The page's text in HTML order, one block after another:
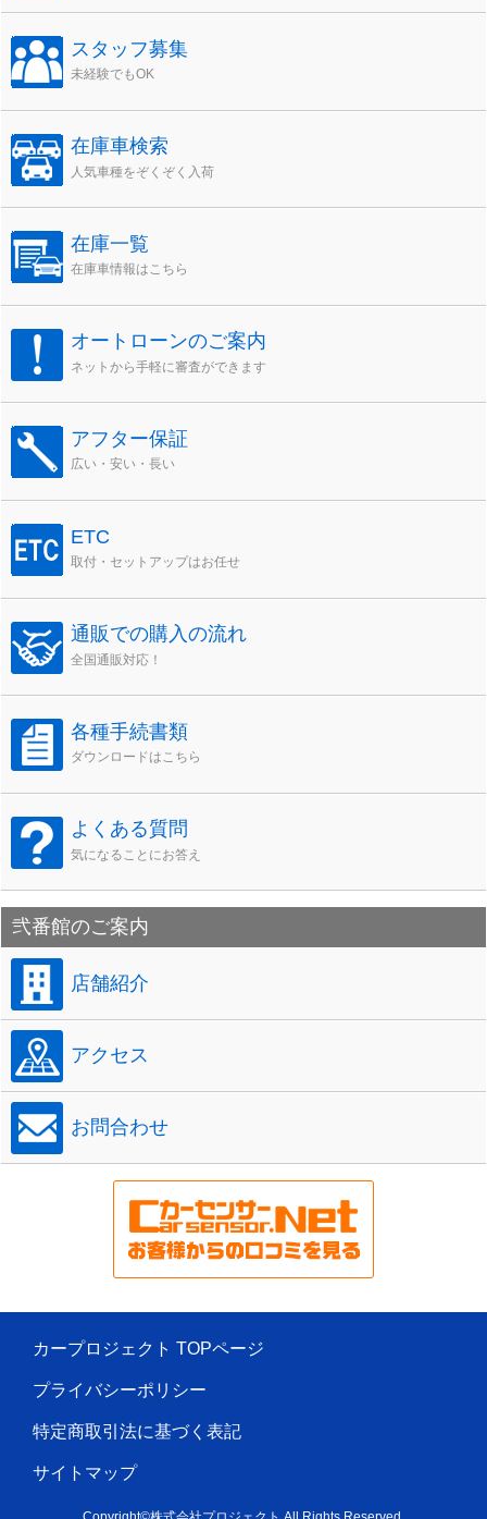
スタッフ募集
未経験でもOK
在庫車検索
人気車種をぞくぞく入荷
在庫一覧
在庫車情報はこちら
オートローンのご案内
ネットから手軽に審査ができます
アフター保証
広い・安い・長い
ETC
取付・セットアップはお任せ
通販での購入の流れ
全国通販対応！
各種手続書類
ダウンロードはこちら
よくある質問
気になることにお答え
弐番館のご案内
店舗紹介
アクセス
お問合わせ
カープロジェクト TOPページ
プライバシーポリシー
特定商取引法に基づく表記
サイトマップ